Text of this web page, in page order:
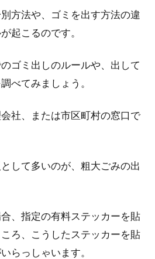
ん、お風呂掃除はしていますか？アパー
人暮らしをはじめると、なにかと億劫に
を節約する方法とは？
とする冷房ですね。しかしずっと使い続
ートの入居日の変更は契約前か
により注意点も違う！
方法や、ゴミを出す方法の違
起こるのです。
ゴミ出しのルールや、出して
べてみましょう。
社、または市区町村の窓口で
して多いのが、粗大ごみの出
、指定の有料ステッカーを貼
ろ、こうしたステッカーを貼
らっしゃいます。